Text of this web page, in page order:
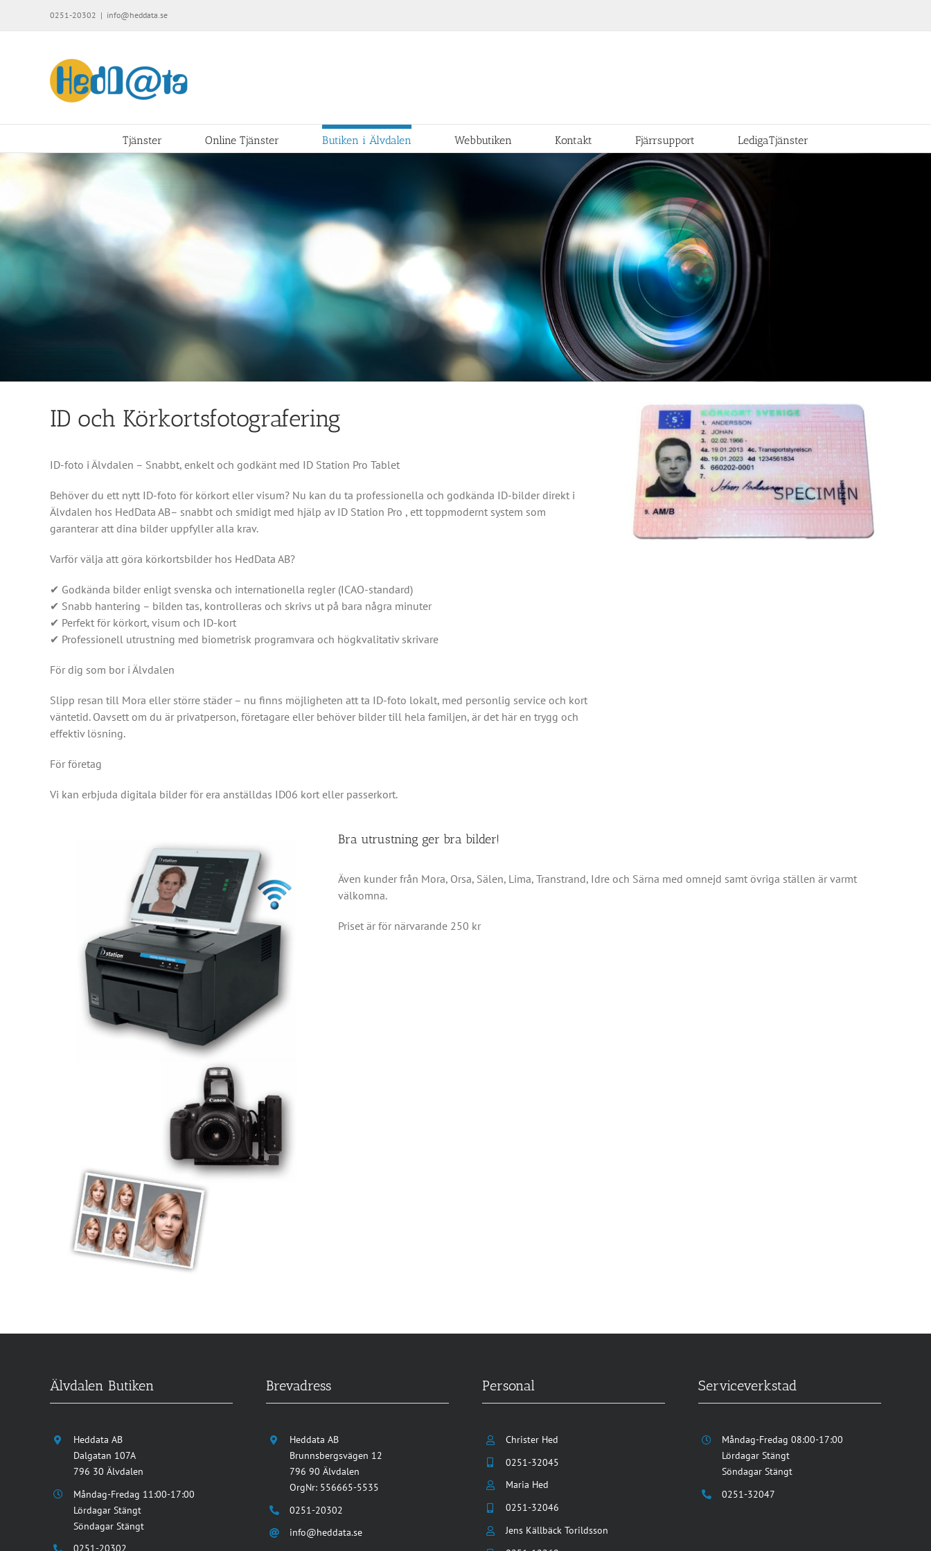
0251-20302 | info@heddata.se
Tjänster Online Tjänster Butiken i Älvdalen Webbutiken Kontakt Fjärrsupport LedigaTjänster
ID och Körkortsfotografering
ID-foto i Älvdalen – Snabbt, enkelt och godkänt med ID Station Pro Tablet
Behöver du ett nytt ID-foto för körkort eller visum? Nu kan du ta professionella och godkända ID-bilder direkt i
Älvdalen hos HedData AB– snabbt och smidigt med hjälp av ID Station Pro , ett toppmodernt system som
garanterar att dina bilder uppfyller alla krav.
Varför välja att göra körkortsbilder hos HedData AB?
✔ Godkända bilder enligt svenska och internationella regler (ICAO-standard)
✔ Snabb hantering – bilden tas, kontrolleras och skrivs ut på bara några minuter
✔ Perfekt för körkort, visum och ID-kort
✔ Professionell utrustning med biometrisk programvara och högkvalitativ skrivare
För dig som bor i Älvdalen
Slipp resan till Mora eller större städer – nu finns möjligheten att ta ID-foto lokalt, med personlig service och kort
väntetid. Oavsett om du är privatperson, företagare eller behöver bilder till hela familjen, är det här en trygg och
effektiv lösning.
För företag
Vi kan erbjuda digitala bilder för era anställdas ID06 kort eller passerkort.
Bra utrustning ger bra bilder!
Även kunder från Mora, Orsa, Sälen, Lima, Transtrand, Idre och Särna med omnejd samt övriga ställen är varmt
välkomna.
Priset är för närvarande 250 kr
Älvdalen Butiken
Heddata AB
Dalgatan 107A
796 30 Älvdalen
Måndag-Fredag 11:00-17:00
Lördagar Stängt
Söndagar Stängt
0251-20302
Brevadress
Heddata AB
Brunnsbergsvägen 12
796 90 Älvdalen
OrgNr: 556665-5535
0251-20302
info@heddata.se
Personal
Christer Hed
0251-32045
Maria Hed
0251-32046
Jens Källbäck Torildsson
Serviceverkstad
Måndag-Fredag 08:00-17:00
Lördagar Stängt
Söndagar Stängt
0251-32047